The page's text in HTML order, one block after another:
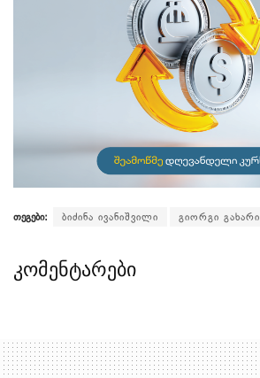
თეგები: ბიძინა ივანიშვილი გიორგი
კომენტარები